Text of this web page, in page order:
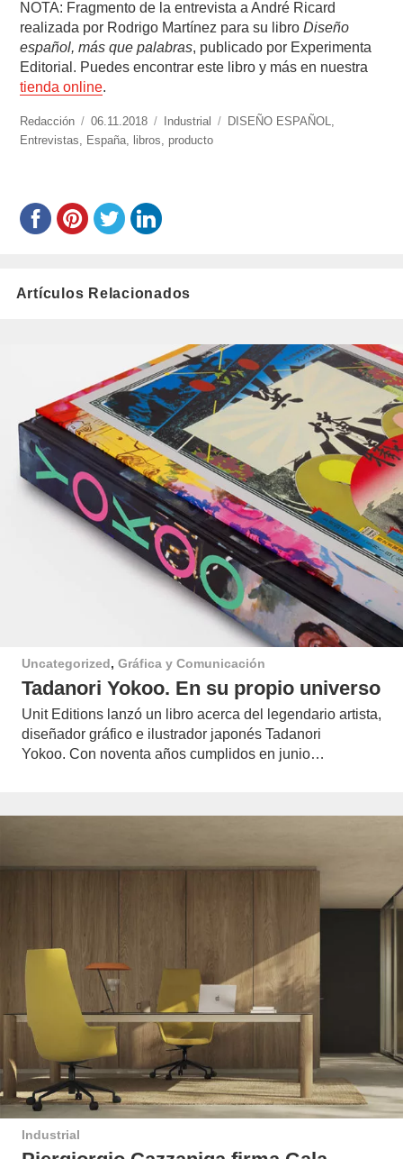
NOTA: Fragmento de la entrevista a André Ricard
realizada por Rodrigo Martínez para su libroDiseño
español, más que palabras, publicado por Experimenta
Editorial. Puedes encontrar este libro y más en nuestra
tienda online.
https://www.experimenta.es/author/redaccion/
Redacción
Publicado
el
06.11.2018 Categorías
Industrial Etiquetas
DISEÑO ESPAÑOL
Entrevistas
España libros producto
Artículos Relacionados
Uncategorized, Gráfica y Comunicación
Tadanori Yokoo. En su propio universo
Unit Editions lanzó un libro acerca del legendario artista,
diseñador gráfico e ilustrador japonés Tadanori
Yokoo. Con noventa años cumplidos en junio…
Industrial